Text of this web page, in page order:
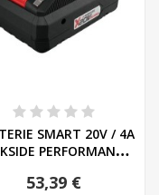
SMART 20V / 4A
PERFORMANCE
53,39 €